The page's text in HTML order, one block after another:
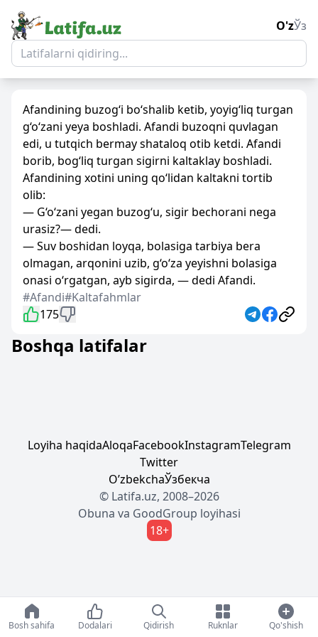
O'zЎз
Afandining buzog‘i bo‘shalib ketib, yoyig‘liq turgan
g‘o‘zani yeya boshladi. Afandi buzoqni quvlagan
edi, u tutqich bermay shataloq otib ketdi. Afandi
borib, bog‘liq turgan sigirni kaltaklay boshladi.
Afandining xotini uning qo‘lidan kaltakni tortib
olib:
— G‘o‘zani yegan buzog‘u, sigir bechorani nega
urasiz?— dedi.
— Suv boshidan loyqa, bolasiga tarbiya bera
olmagan, arqonini uzib, g‘o‘za yeyishni bolasiga
onasi o‘rgatgan, ayb sigirda, — dedi Afandi.
#Afandi#Kaltafahmlar
175
Boshqa latifalar
Loyiha haqidaAloqaFacebookInstagramTelegram
Twitter
OʼzbekchaЎзбекча
© Latifa.uz, 2008–2026
Obuna va GoodGroup loyihasi
18+
Bosh sahifa Dodalari Qidirish Ruknlar Qo'shish